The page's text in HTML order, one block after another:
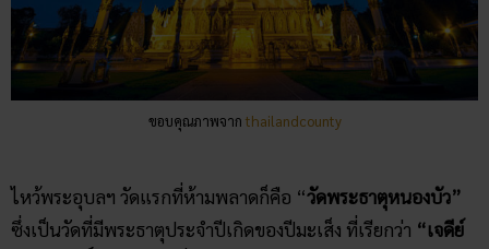
ขอบคุณภาพจาก thailandcounty
ไหว้พระอุบลฯ วัดแรกที่ห้ามพลาดก็คือ “วัดพระธาตุหนองบัว”
ซึ่งเป็นวัดที่มีพระธาตุประจำปีเกิดของปีมะเส็ง ที่เรียกว่า “เจดีย์